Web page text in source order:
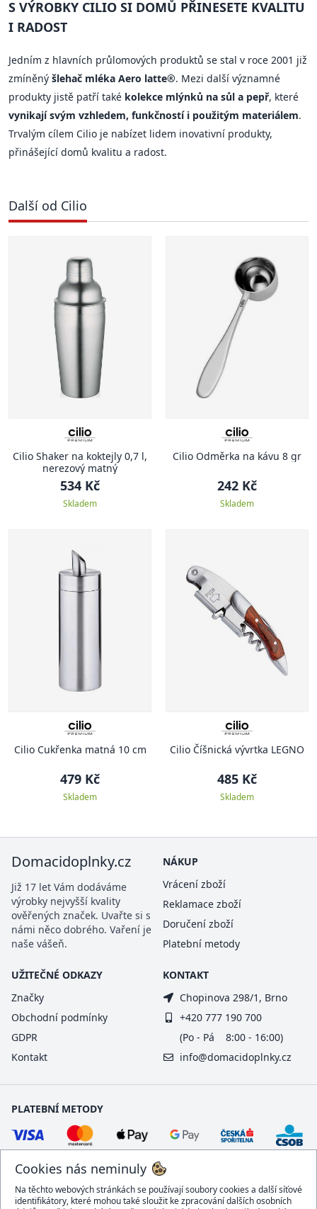
S VÝROBKY CILIO SI DOMŮ PŘINESETE KVALITU
I RADOST
Jedním z hlavních průlomových produktů se stal v roce 2001 již
zmíněný šlehač mléka Aero latte®. Mezi další významné
produkty jistě patří také kolekce mlýnků na sůl a pepř, které
vynikají svým vzhledem, funkčností i použitým materiálem.
Trvalým cílem Cilio je nabízet lidem inovativní produkty,
přinášející domů kvalitu a radost.
Další od Cilio
Cilio Shaker na koktejly 0,7 l,
nerezový matný
534 Kč
Skladem
Cilio Odměrka na kávu 8 gr
242 Kč
Skladem
Cilio Cukřenka matná 10 cm
479 Kč
Skladem
Cilio Číšnická vývrtka LEGNO
485 Kč
Skladem
Cookies nás neminuly
Na těchto webových stránkách se používají soubory cookies a další síťové
identifikátory, které mohou také sloužit ke zpracování dalších osobních
Domacidoplnky.cz
Již 17 let Vám dodáváme
výrobky nejvyšší kvality
ověřených značek. Uvařte si s
námi něco dobrého. Vaření je
naše vášeň.
NÁKUP
Vrácení zboží
Reklamace zboží
Doručení zboží
Platební metody
UŽITEČNÉ ODKAZY
Značky
Obchodní podmínky
GDPR
Kontakt
KONTAKT
Chopinova 298/1, Brno
+420 777 190 700
(Po - Pá 8:00 - 16:00)
info@domacidoplnky.cz
PLATEBNÍ METODY